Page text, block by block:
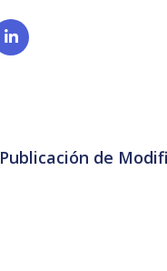
Publicación de